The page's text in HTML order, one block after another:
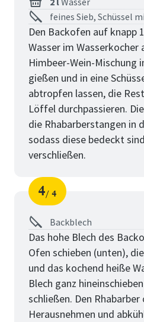
feines Sieb, Schüssel
Den Backofen auf knapp
Wasser im Wasserkocher
Himbeer-Wein-Mischung
gießen und in eine
abtropfen lassen, die
Löffel durchpassieren.
die Rhabarberstangen in
sodass diese bedeckt
verschließen.
Schritt
4
von
4
Backblech
Das hohe Blech des
Ofen schieben (unten),
und das kochend heiße
Blech ganz
schließen. Den
Herausnehmen und